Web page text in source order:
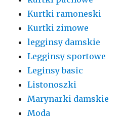
Kurtki ramoneski
Kurtki zimowe
legginsy damskie
Legginsy sportowe
Leginsy basic
Listonoszki
Marynarki damskie
Moda